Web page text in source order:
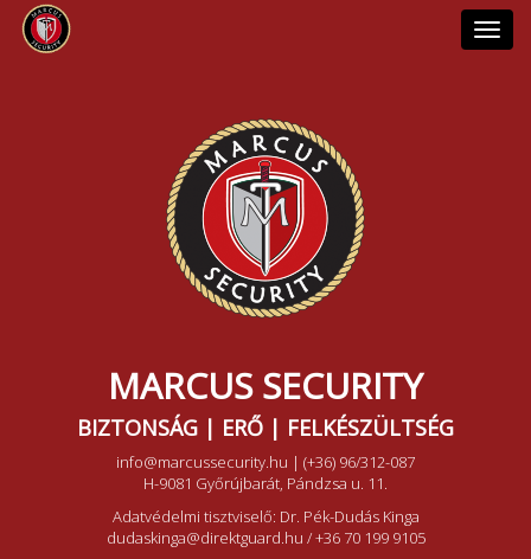
MARCUS SECURITY
BIZTONSÁG | ERŐ | FELKÉSZÜLTSÉG
info@marcussecurity.hu | (+36) 96/312-087
H-9081 Győrújbarát, Pándzsa u. 11.
Adatvédelmi tisztviselő: Dr. Pék-Dudás Kinga
dudaskinga@direktguard.hu /+36 70 199 9105